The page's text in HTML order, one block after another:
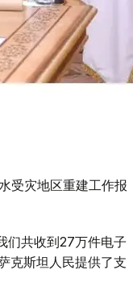
受灾地区重建工作报
们共收到27万件电子
克斯坦人民提供了支